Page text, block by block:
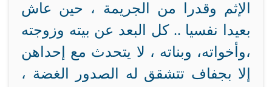
الإثم وقدرا من الجريمة ، حين عاش
بعيدا نفسيا .. كل البعد عن بيته وزوجته
،وأخواته، وبناته ، لا يتحدث مع إحداهن
إلا بجفاف تتشقق له الصدور الغضة ،